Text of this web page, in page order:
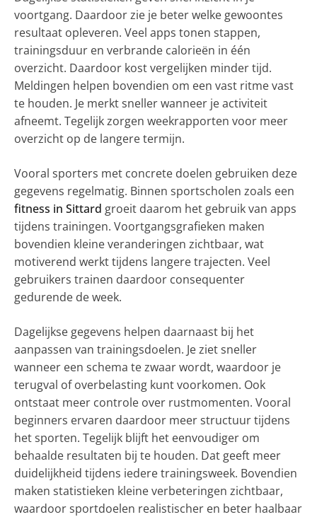
voortgang. Daardoor zie je beter welke gewoontes
resultaat opleveren. Veel apps tonen stappen,
trainingsduur en verbrande calorieën in één
overzicht. Daardoor kost vergelijken minder tijd.
Meldingen helpen bovendien om een vast ritme vast
te houden. Je merkt sneller wanneer je activiteit
afneemt. Tegelijk zorgen weekrapporten voor meer
overzicht op de langere termijn.
Vooral sporters met concrete doelen gebruiken deze
gegevens regelmatig. Binnen sportscholen zoals een
fitness in Sittard groeit daarom het gebruik van apps
tijdens trainingen. Voortgangsgrafieken maken
bovendien kleine veranderingen zichtbaar, wat
motiverend werkt tijdens langere trajecten. Veel
gebruikers trainen daardoor consequenter
gedurende de week.
Dagelijkse gegevens helpen daarnaast bij het
aanpassen van trainingsdoelen. Je ziet sneller
wanneer een schema te zwaar wordt, waardoor je
terugval of overbelasting kunt voorkomen. Ook
ontstaat meer controle over rustmomenten. Vooral
beginners ervaren daardoor meer structuur tijdens
het sporten. Tegelijk blijft het eenvoudiger om
behaalde resultaten bij te houden. Dat geeft meer
duidelijkheid tijdens iedere trainingsweek. Bovendien
maken statistieken kleine verbeteringen zichtbaar,
waardoor sportdoelen realistischer en beter haalbaar